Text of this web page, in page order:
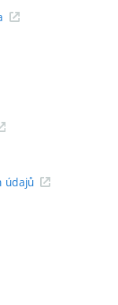
údajů